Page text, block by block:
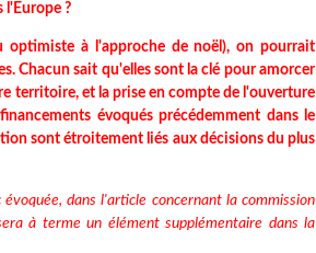
l'Europe ?
optimiste à l'approche denoël ), on pourrait
Chacun sait qu'elles sont la clé pour amorcer
territoire, et la prise en compte de l'ouverture
évoqués précédemment dans le
sont étroitement liés aux décisions du plus
dans l'article concernant la commission
à terme un élément supplémentaire dans la